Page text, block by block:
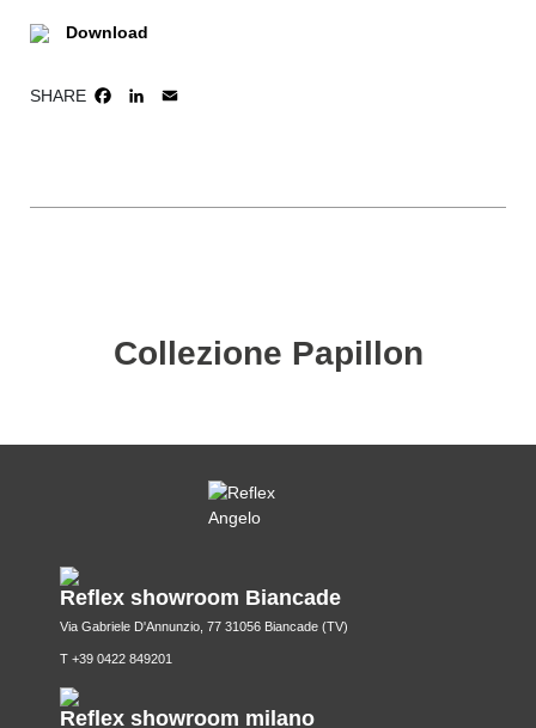
Download
SHARE FACEBOOK
LINKEDIN
Collezione Papillon
Reflex showroom Biancade
Via Gabriele D'Annunzio, 77 31056 Biancade (TV)
T +39 0422 849201
Reflex showroom milano